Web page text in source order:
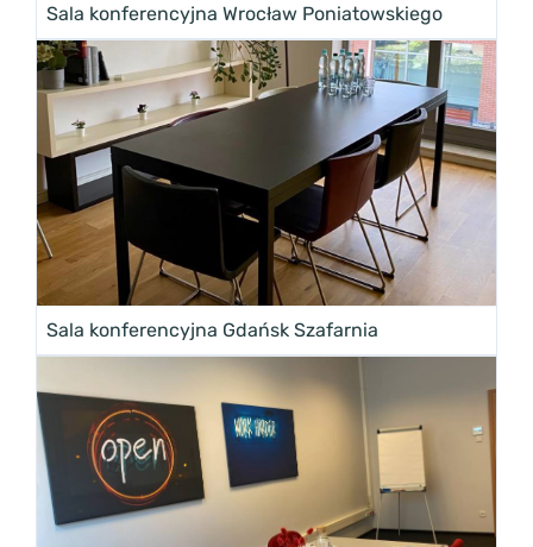
Sala konferencyjna Wrocław Poniatowskiego
Sala konferencyjna Gdańsk Szafarnia